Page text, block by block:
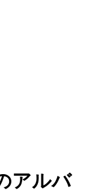
アルバ